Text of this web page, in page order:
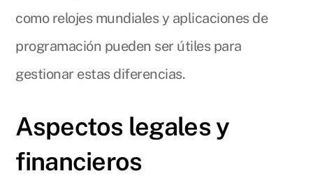
como relojes mundiales y aplicaciones de
programación pueden ser útiles para
gestionar estas diferencias.
Aspectos legales y
financieros